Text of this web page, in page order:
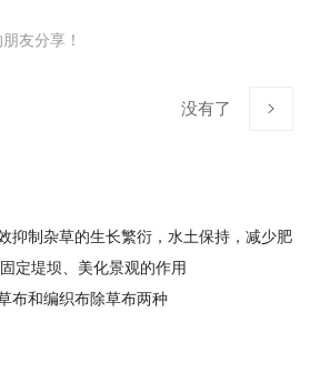
友分享！
没有了
抑制杂草的生长繁衍，水土保持，减少肥
定堤坝、美化景观的作用
布和编织布除草布两种